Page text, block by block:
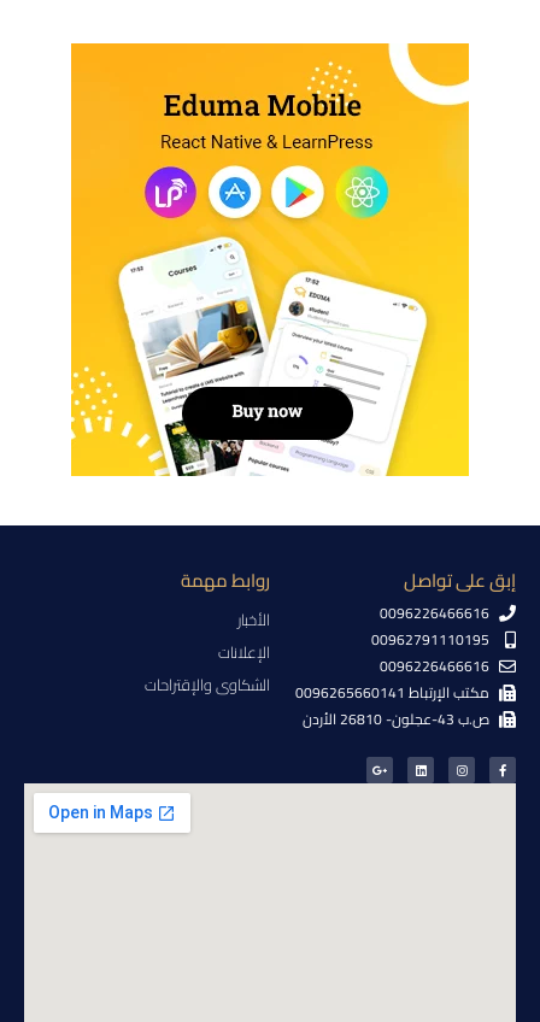
إبق على تواصل
0096226466616
00962791110195
0096226466616
مكتب الإرتباط 0096265660141
ص.ب 43-عجلون- 26810 الأردن
روابط مهمة
الأخبار
الإعلانات
الشكاوى والإقتراحات